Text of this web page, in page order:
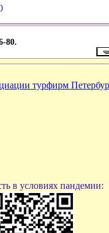
80.
в условиях пандемии: